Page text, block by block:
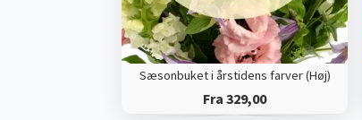
Sæsonbuket i årstidens farver (Høj)
Fra 329,00